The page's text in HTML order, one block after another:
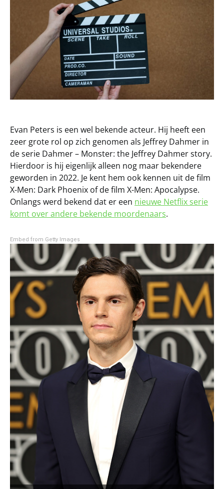
Evan Peters is een wel bekende acteur. Hij heeft een
zeer grote rol op zich genomen als Jeffrey Dahmer in
de serie Dahmer – Monster: the Jeffrey Dahmer story.
Hierdoor is hij eigenlijk alleen nog maar bekendere
geworden in 2022. Je kent hem ook kennen uit de film
X-Men: Dark Phoenix of de film X-Men: Apocalypse.
Onlangs werd bekend dat er een nieuwe Netflix serie
komt over andere bekende moordenaars.
Embed from Getty Images